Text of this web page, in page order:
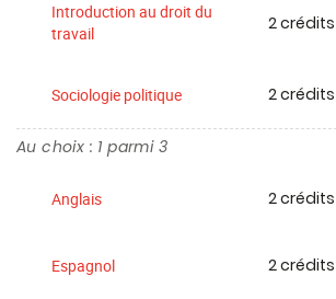
Introduction au droit du
travail
2 crédits
Sociologie politique 2 crédits
Au choix : 1 parmi 3
Anglais 2 crédits
Espagnol 2 crédits